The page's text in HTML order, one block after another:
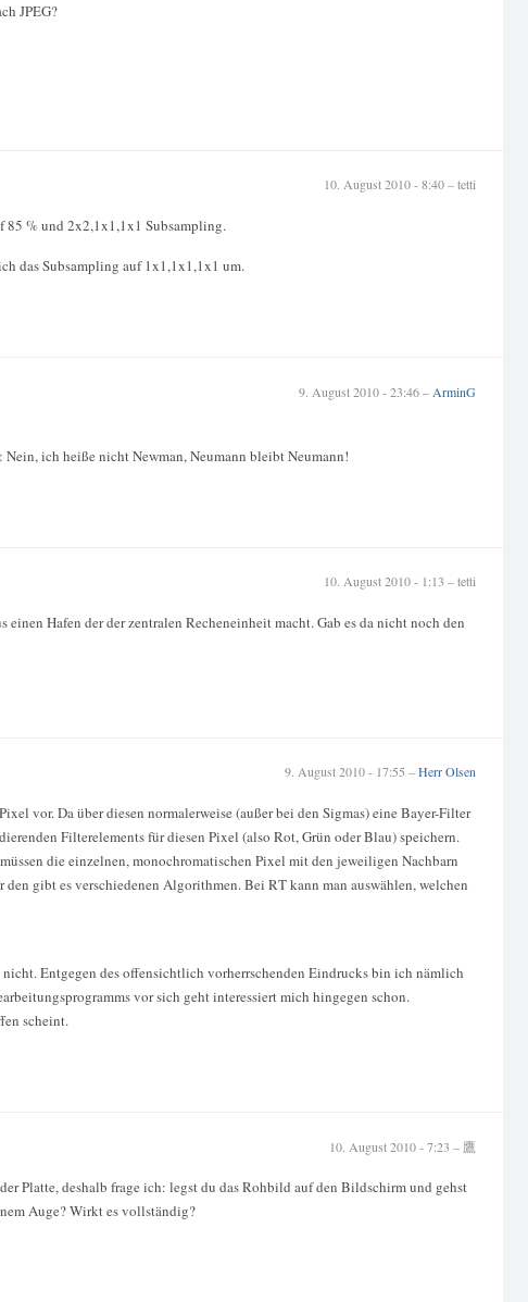
JPEG?
10. August 2010 - 8:40 – tetti
85 % und 2x2,1x1,1x1 Subsampling.
das Subsampling auf 1x1,1x1,1x1 um.
9. August 2010 - 23:46 – ArminG
ich heiße nicht Newman, Neumann bleibt Neumann!
10. August 2010 - 1:13 – tetti
Hafen der der zentralen Recheneinheit macht. Gab es da nicht noch den
9. August 2010 - 17:55 –Herr Olsen
vor. Da über diesen normalerweise (außer bei den Sigmas) eine Bayer-Filter
Filterelements für diesen Pixel (also Rot, Grün oder Blau) speichern.
die einzelnen, monochromatischen Pixel mit den jeweiligen Nachbarn
gibt es verschiedenen Algorithmen. Bei RT kann man auswählen, welchen
Entgegen des offensichtlich vorherrschenden Eindrucks bin ich nämlich
vor sich geht interessiert mich hingegen schon.
scheint.
10. August 2010 - 7:23 – 鷹
Platte, deshalb frage ich: legst du das Rohbild auf den Bildschirm und gehst
Auge? Wirkt es vollständig?